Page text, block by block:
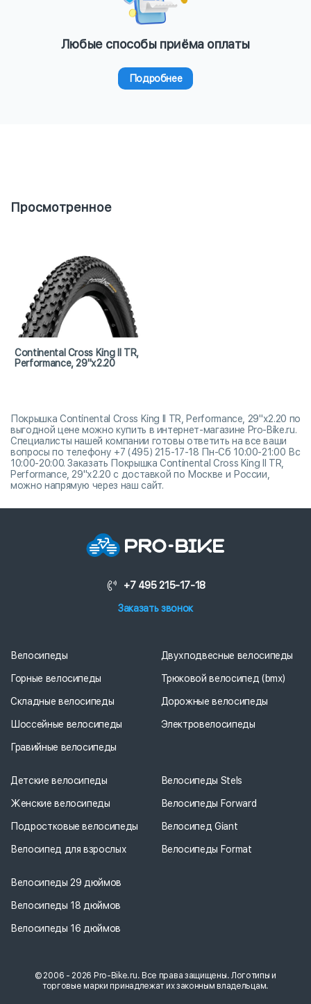
Любые способы приёма оплаты
Подробнее
Просмотренное
Continental Cross King II TR,
Performance, 29"х2.20
Покрышка Continental Cross King II TR, Performance, 29"х2.20 по
выгодной цене можно купить в интернет-магазине Pro-Bike.ru.
Специалисты нашей компании готовы ответить на все ваши
вопросы по телефону +7 (495) 215-17-18 Пн-Сб 10:00-21:00 Вс
10:00-20:00. Заказать Покрышка Continental Cross King II TR,
Performance, 29"х2.20 с доставкой по Москве и России,
можно напрямую через наш сайт.
+7 495 215-17-18
Заказать звонок
Велосипеды
Горные велосипеды
Складные велосипеды
Шоссейные велосипеды
Гравийные велосипеды
Двухподвесные велосипеды
Трюковой велосипед (bmx)
Дорожные велосипеды
Электровелосипеды
Детские велосипеды
Женские велосипеды
Подростковые велосипеды
Велосипед для взрослых
Велосипеды Stels
Велосипеды Forward
Велосипед Giant
Велосипеды Format
Велосипеды 29 дюймов
Велосипеды 18 дюймов
Велосипеды 16 дюймов
© 2006 - 2026 Pro-Bike.ru. Все права защищены. Логотипы и
торговые марки принадлежат их законным владельцам.